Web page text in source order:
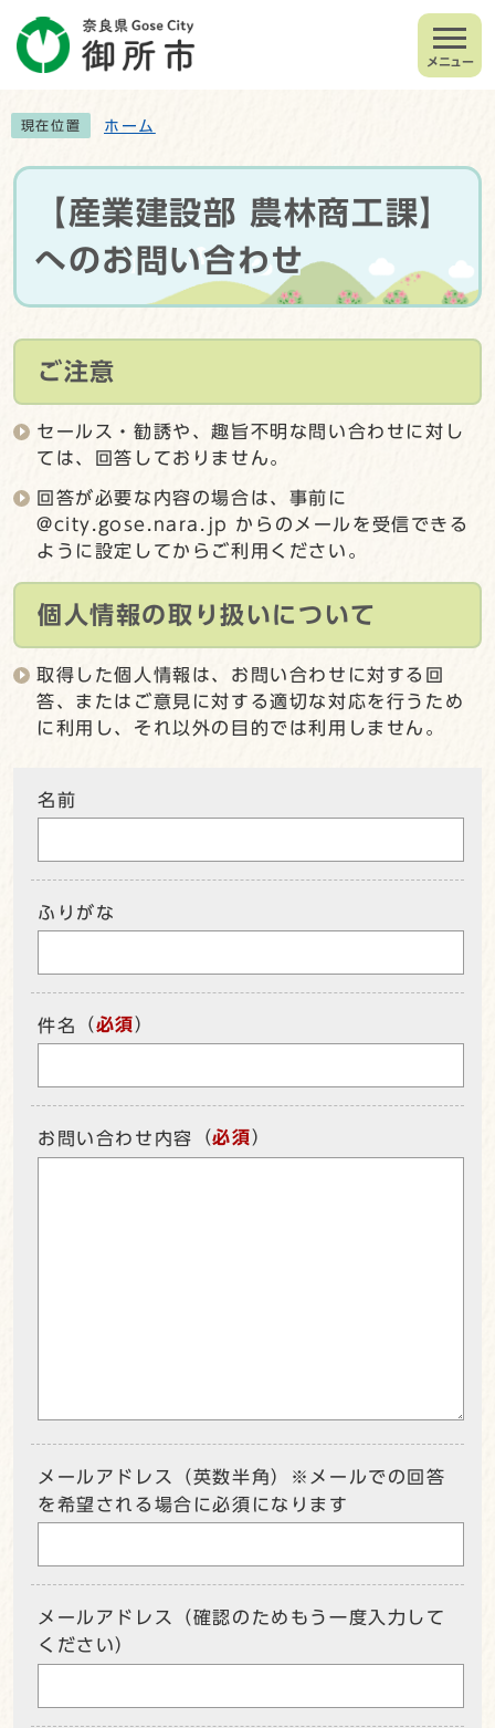
メニュー
現在位置 ホーム
【産業建設部 農林商工課】
へのお問い合わせ
ご注意
セールス・勧誘や、趣旨不明な問い合わせに対し
ては、回答しておりません。
回答が必要な内容の場合は、事前に
@city.gose.nara.jp からのメールを受信できる
ように設定してからご利用ください。
個人情報の取り扱いについて
取得した個人情報は、お問い合わせに対する回
答、またはご意見に対する適切な対応を行うため
に利用し、それ以外の目的では利用しません。
名前
ふりがな
件名 （必須）
お問い合わせ内容 （必須）
メールアドレス（英数半角）※メールでの回答
を希望される場合に必須になります
メールアドレス（確認のためもう一度入力して
ください）